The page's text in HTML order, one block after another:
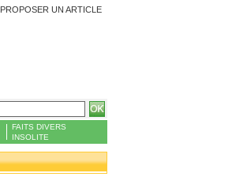
PROPOSER UN ARTICLE
FAITS DIVERS
INSOLITE